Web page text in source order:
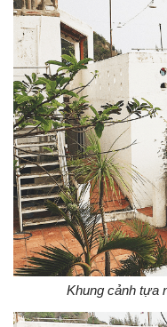
Khung cảnh tựa